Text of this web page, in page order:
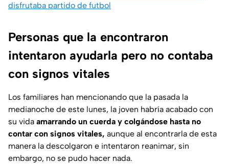
disfrutaba partido de futbol
Personas que la encontraron
intentaron ayudarla pero no contaba
con signos vitales
Los familiares han mencionando que la pasada la
medianoche de este lunes, la joven habría acabado con
su vida amarrando un cuerda y colgándose hasta no
contar con signos vitales, aunque al encontrarla de esta
manera la descolgaron e intentaron reanimar, sin
embargo, no se pudo hacer nada.